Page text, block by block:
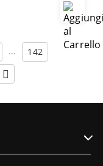
…
142